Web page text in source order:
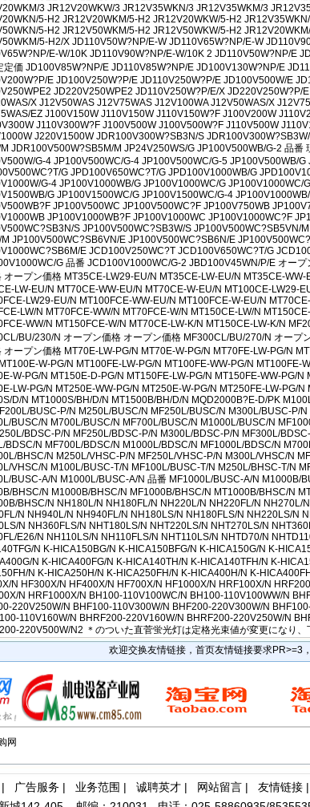
• [网站公告] 太平贸易压力开关TDZ-4L24-C特价销售 专业代理 2019-
• [网站公告] 小林记录纸100-050-0100特价销售 专业代理 2019-04-
• [网站公告] 小西KONISHI胶水G103 170ML一支特价销售 专 2019-
• [网站公告] 2019-04-11 09:57
• [网站公告] 小金井KOGANEI快速接头TS4-M5M 10个一包特价销
• [网站公告] 指月制作所电容RG-2 RG2460506J特价销售 专业代
• [网站公告] 新大陆条形码打印机TTP-345特价销售 专业代理 2019-
• [网站公告] 昭和技研旋转接头OPKF-1 50AX20K 3A108 2019-04-11
• [网站公告] 昭和测器荷重计MR-10N特价销售 专业代理 2019-04-11
• [网站公告] 松下控制器MBDHT2510E特价销售 专业代理 2019-04-
• [网站公告] 松下行程开关AZ8107特价销售 专业代理 2019-04-11
• [网站公告] 武藏MUSASHI活塞MLP-B-50E特价销售 专业代理
• [网站公告] 泽藤SAWA接收器AC24-H2R4特价销售 专业代理 2019-
• [网站公告] 英格索兰气动钻7803RA特价销售 专业代理 2019-04-11
• [网站公告] 藤井DAIKEI HOOK电工安全带TRN-599-BL4- 2019-04-
• [网站公告] 藤井电工fujiidenko安全带BB-60-SN特价销售 2019-04-
• [网站公告] 低价格东京精密 测定子 DM45505(锥形)让利销售 2019-
• [网站公告] 低价格东京精密 传感器 E-DT-95-6B-C30让利销售
• [网站公告] 低价格东京精密 传感器 E-DT-80SC/E-95-6B让 2019-04-
• [最新快讯] 阿里巴巴集团CEO张勇：B2B的春天正在到来 2017-01-
• [网站公告] 一般纳税人特别注意 2017-01-10 15:08
• [最新通知] 独家代理FAR-EAS极东60S全国一级代理 2016-08-05
• [网站公告] 独家代理FAR-EAS极东90S全国一级代理 2016-08-05
• [最新通知] 独家代理FAR-EAS极东90S全国一级代理 2016-08-05
• [最新快讯] 独家代理FAR-EAS极东90S全国一级代理 2016-08-05
• [网站公告] 大陆专业代理FAR-EAS极东180S 2016-08-05 14:10
• [最新快讯] 南京鹏控优势代理Magnescale磁尺BD96系列 2016-08-
• [最新快讯] 长期销售日本日东工业DP0105-X1-0001隔膜泵大量现
• [网站公告] 全国总代理日本荣研化学尿素培地E-MA69 50ML/瓶特价
• [网站公告] 低价现货日本佐藤制油VADEN润滑油MNO.2全国总代理
• [网站公告] 金属电铸粗糙度样块特价销售 专业代理 2016-05-09
• [网站公告] 鹭宫压力开关FPS-C110特价销售 专业代理 2016-05-09
• [网站公告] 三丰MITUTOYO精密数显游标卡尺500-752-10特价
• [网站公告] 三菱变频器FR-E740-1.5K特价销售 专业代理 2016-05-
• [网站公告] 三菱电机MELSEC-Q用电池Q6BAT特价销售 专业代理
• [网站公告] 三菱电机连接模块FA-LTB40ADGN特价销售 专业代理
• [网站公告] 三键接着剂1530 460G 20支/箱特价销售 专业代理 2016-
• [网站公告] 中村KANON扭力扳手N60SPCK 3.24N.M特价销 2016-
• [网站公告] 伊苏米充电电池BP-70E特价销售 专业代理 2016-05-09
• [网站公告] 住友SUMITOMO减速机CNHM01-506H-CB-29 2016-
住友SUMITOMO电机CNVM009-5067-CA-B- 2016-05-
• [网站公告]
• [网站公告]
佐藤制油VADEN 润滑油 M NO.2特价销售 专业代理
3 JR12V20WKW/3 JR12V35WKN/3 JR12V35WKM/3
5-H2 JR12V20WKM/5-H2 JR12V20WKW/5-H2
5-H2 JR12V50WKM/5-H2 JR12V50WKW/5-H2
5-H2/X JD110V50W?NP/E-W JD110V65W?NP/E-W
E-W/10K JD110V90W?NP/E-W/10K 2 JD110V50W?NP/E
定価 JD100V85W?NP/E JD110V85W?NP/E JD100V130W?NP/E
E JD100V250W?P/E JD110V250W?P/E JD100V500W/E
JD220V250WPE2 JD110V250W?P/E/X JD220V250W?P/
X J12V50WAS J12V75WAS J12V100WA J12V50WAS/X
EZ J100V150W J110V150W J110V150W?F J100V200W
J110V300W?F J100V500W J100V500W?F J110V500W
J220V1500W JDR100V300W?SB3N/S
JDR100V500W?SB5M/M JP24V250WS/G JP100V500WB/G-2 品番
G-4 JP100V500WC/G-4 JP100V500WC/G-5 JP100V500WB/
G JPD100V650WC?T/G JPD100V1000WB/G
G-4 JP100V1000WB/G JP100V1000WC/G JP100V1000WC/
G JP100V1500WC/G JP100V1500WC/G-4
JP100V500WC JP100V500WC?F JP100V750WB
JP100V1000WB?F JP100V1000WC JP100V1000WC?F
S JP100V500WC?SB3W/S JP100V500WC?SB5VN/
JP100V500WC?SB6VN/E JP100V500WC?SB6N/E
E JCD100V250WC?T JCD100V650WC?T/G
G 品番 JCD100V1000WC/G-2 JBD100V45WN/P/E オー
オープン価格 MT35CE-LW29-EU/N MT35CE-LW-EU/N MT35CE-
LW-EU/N MT70CE-WW-EU/N MT70CE-W-EU/N MT100CE-LW29-
LW29-EU/N MT100FCE-WW-EU/N MT100FCE-W-EU/N
LW/N MT70FCE-WW/N MT70FCE-W/N MT150CE-LW/N
WW/N MT150FCE-W/N MT70CE-LW-K/N MT150CE-LW-K/N
BU/230/N オープン価格 オープン価格 MF300CL/BU/270/N オープ
オープン価格 MT70E-LW-PG/N MT70E-W-PG/N MT70FE-LW-PG/N
W-PG/N MT100FE-LW-PG/N MT100FE-WW-PG/N MT100FE-
W-PG/N MT150E-D-PG/N MT150FE-LW-PG/N MT150FE-WW-PG/
LW-PG/N MT250E-WW-PG/N MT250E-W-PG/N MT250FE-LW-PG/
D/N MT1000S/BH/D/N MT1500B/BH/D/N MQD2000B?E-D/PK
BUSC-P/N M250L/BUSC/N MF250L/BUSC/N M300L/BUSC-P/
BUSC/N M700L/BUSC/N MF700L/BUSC/N M1000L/BUSC/N
BDSC-P/N MF250L/BDSC-P/N M300L/BDSC-P/N MF300L/
BDSC/N MF700L/BDSC/N M1000L/BDSC/N MF1000L/BDSC/N
BHSC/N M250L/VHSC-P/N MF250L/VHSC-P/N M300L/VHSC/N
VHSC/N M100L/BUSC-T/N MF100L/BUSC-T/N M250L/BHSC-T/N
BUSC-A/N M1000L/BUSC-A/N 品番 MF1000L/BUSC-A/N M1000B/
BHSC/N M1000B/BHSC/N MF1000B/BHSC/N MT1000B/BHSC/N
BHSC/N NH180L/N NH180FL/N NH220L/N NH220FL/N NH270L/
N NH940L/N NH940FL/N NH180LS/N NH180FLS/N NH220LS/N
N NH360FLS/N NHT180LS/N NHT220LS/N NHT270LS/N
E26/N NH110LS/N NH110FLS/N NHT110LS/N NHTD70/N
N K-HICA150BG/N K-HICA150BFG/N K-HICA150G/N K-
N K-HICA400FG/N K-HICA140TH/N K-HICA140TFH/N K-
N K-HICA250H/N K-HICA250FH/N K-HICA400H/N K-
N HF300X/N HF400X/N HF700X/N HF1000X/N HRF100X/N
N HRF1000X/N BH100-110V100WC/N BH100-110V100WW/N
220V250W/N BHF100-110V300W/N BHF200-220V300W/N
110V160W/N BHRF200-220V160W/N BHRF200-220V250W/N
220V500W/N2 ＊のついた直菅蛍光灯は定格光束値が変更になり、
欢迎交换友情链接，首页友情链接要求PR>=3
网
| 广告服务 | 业务范围 | 诚聘英才 | 网站留言 | 友情链接